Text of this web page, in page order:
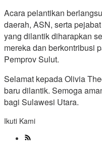
Acara pelantikan
daerah, ASN, serta
yang dilantik diharapkan
mereka dan berkontribusi
Pemprov Sulut.
Selamat kepada Olivia
baru dilantik. Semoga
bagi Sulawesi Utara.
Ikuti Kami